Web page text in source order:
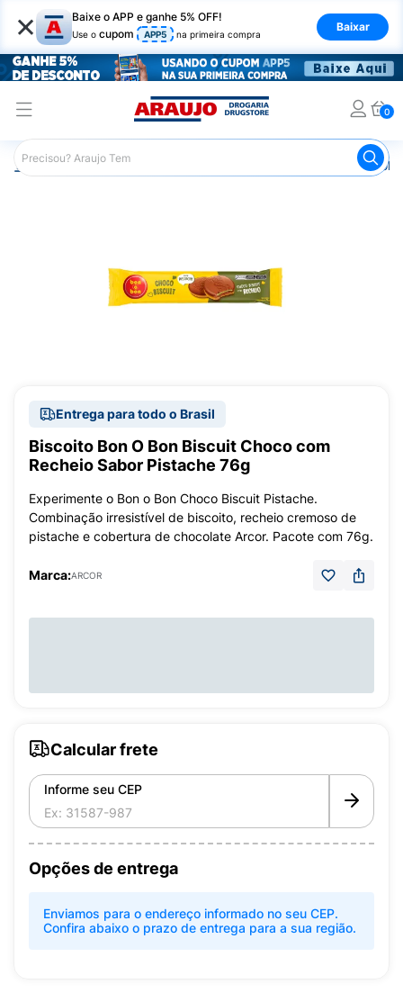
× Baixe o APP e ganhe 5% OFF!
Use o cupom APP5 na primeira compra
Baixar
0
Araujo Mercado Biscoito e
Entrega para todo o Brasil
Biscoito Bon O Bon Biscuit Choco com
Recheio Sabor Pistache 76g
Experimente o Bon o Bon Choco Biscuit Pistache.
Combinação irresistível de biscoito, recheio cremoso de
pistache e cobertura de chocolate Arcor. Pacote com 76g.
Marca:ARCOR
Calcular frete
Informe seu CEP
Opções de entrega
Enviamos para o endereço informado no seu CEP.
Confira abaixo o prazo de entrega para a sua região.